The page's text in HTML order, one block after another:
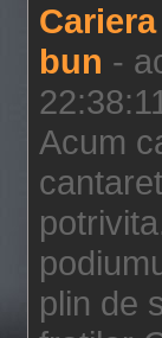
bun -
Acum
plin de